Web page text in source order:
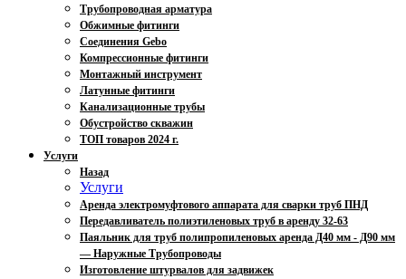
Трубопроводная арматура
Обжимные фитинги
Соединения Gebo
Компрессионные фитинги
Монтажный инструмент
Латунные фитинги
Канализационные трубы
Обустройство скважин
ТОП товаров 2024 г.
Услуги
Назад
Услуги
Аренда электромуфтового аппарата для сварки труб ПНД
Передавливатель полиэтиленовых труб в аренду 32-63
Паяльник для труб полипропиленовых аренда Д40 мм - Д90 мм
— Наружные Трубопроводы
Изготовление штурвалов для задвижек